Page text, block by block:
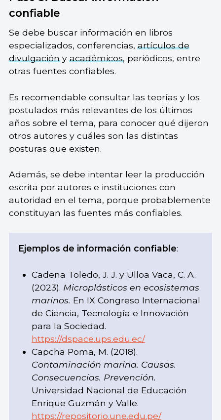
confiable
Se debe buscar información en libros
especializados, conferencias,artículos de
divulgaciónyacadémicos, periódicos, entre
otras fuentes confiables.
Es recomendable consultar las teorías y los
postulados más relevantes de los últimos
años sobre el tema, para conocer qué dijeron
otros autores y cuáles son las distintas
posturas que existen.
Además, se debe intentar leer la producción
escrita por autores e instituciones con
autoridad en el tema, porque probablemente
constituyan las fuentes más confiables.
Ejemplos de información confiable:
Cadena Toledo, J. J. y Ulloa Vaca, C. A.
(2023). Microplásticos en ecosistemas
marinos. En IX Congreso Internacional
de Ciencia, Tecnología e Innovación
para la Sociedad.
https://dspace.ups.edu.ec/
Capcha Poma, M. (2018).
Contaminación marina. Causas.
Consecuencias. Prevención.
Universidad Nacional de Educación
Enrique Guzmán y Valle.
https://repositorio.une.edu.pe/